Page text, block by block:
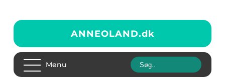
ANNEOLAND.dk
Menu